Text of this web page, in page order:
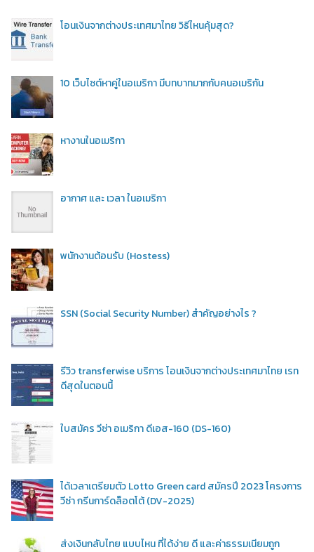
โอนเงินจากต่างประเทศมาไทย วิธีไหนคุ้มสุด?
10 เว็บไซต์หาคู่ในอเมริกา มีบทบาทมากกับคนอเมริกัน
หางานในอเมริกา
อากาศ และ เวลา ในอเมริกา
พนักงานต้อนรับ (Hostess)
SSN (Social Security Number) สำคัญอย่างไร ?
รีวิว transferwise บริการ โอนเงินจากต่างประเทศมาไทย เรท
ดีสุดในตอนนี้
ใบสมัคร วีซ่า อเมริกา ดีเอส-160 (DS-160)
ได้เวลาเตรียมตัว Lotto Green card สมัครปี 2023 โครงการ
วีซ่า กรีนการ์ดล็อตโต้ (DV-2025)
ส่งเงินกลับไทย แบบไหน ที่ได้ง่าย ดี และค่าธรรมเนียมถูก